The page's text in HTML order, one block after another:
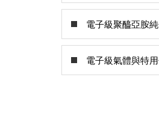
電子級聚醯亞胺
電子級氣體與特